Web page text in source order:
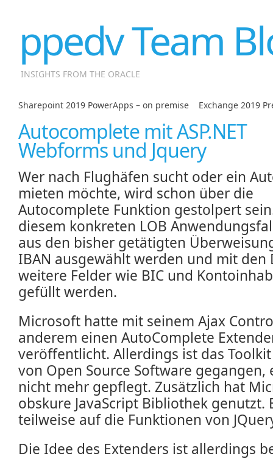
ppedv Team
INSIGHTS FROM THE ORACLE
Sharepoint 2019 PowerApps – on premise Exchange 2019
Autocomplete mit ASP.NET
Webforms und Jquery
Wer nach Flughäfen sucht oder ein
mieten möchte, wird schon über die
Autocomplete Funktion gestolpert
diesem konkreten LOB
aus den bisher getätigten
IBAN ausgewählt werden und mit den
weitere Felder wie BIC und
gefüllt werden.
Microsoft hatte mit seinem Ajax
anderem einen AutoComplete
veröffentlicht. Allerdings ist das
von Open Source Software gegangen,
nicht mehr gepflegt. Zusätzlich hat
obskure JavaScript Bibliothek genutzt.
teilweise auf die Funktionen von
Die Idee des Extenders ist allerdings